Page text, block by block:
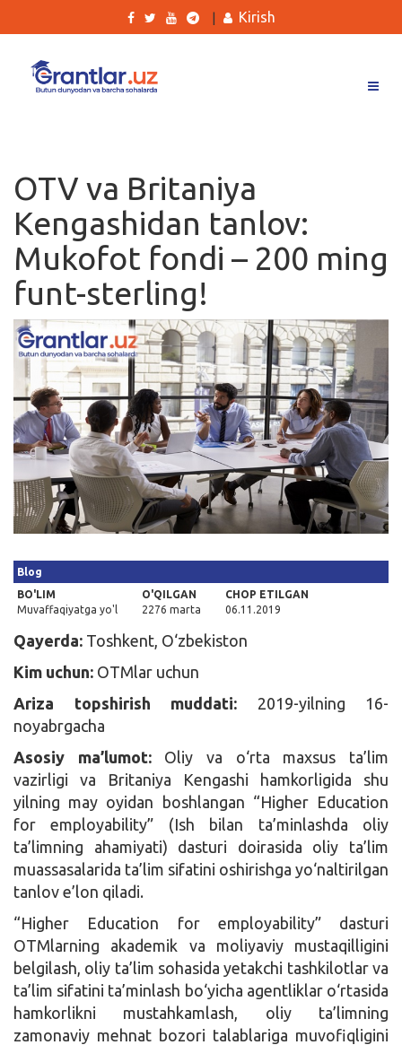
Ishlar
Kurslar
Blog
Yana
Qidirish
Kirish
Kirish
OTV va Britaniya
Kengashidan tanlov:
Mukofot fondi – 200 ming
funt-sterling!
Blog
BO'LIM
Muvaffaqiyatga yo'l
O'QILGAN
2276 marta
CHOP ETILGAN
06.11.2019
Qayerda: Toshkent, O‘zbekiston
Kim uchun: OTMlar uchun
Ariza topshirish muddati: 2019-yilning 16-
noyabrgacha
Asosiy ma’lumot: Oliy va o‘rta maxsus ta’lim
vazirligi va Britaniya Kengashi hamkorligida shu
yilning may oyidan boshlangan “Higher Education
for employability” (Ish bilan ta’minlashda oliy
ta’limning ahamiyati) dasturi doirasida oliy ta’lim
muassasalarida ta’lim sifatini oshirishga yo‘naltirilgan
tanlov e’lon qiladi.
“Higher Education for employability” dasturi
OTMlarning akademik va moliyaviy mustaqilligini
belgilash, oliy ta’lim sohasida yetakchi tashkilotlar va
ta’lim sifatini ta’minlash bo‘yicha agentliklar o‘rtasida
hamkorlikni mustahkamlash, oliy ta’limning
zamonaviy mehnat bozori talablariga muvofiqligini